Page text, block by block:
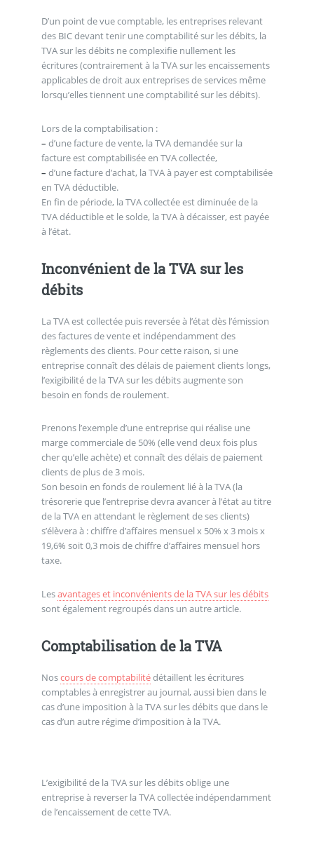
D’un point de vue comptable, les entreprises relevant
des BIC devant tenir une comptabilité sur les débits, la
TVA sur les débits ne complexifie nullement les
écritures (contrairement à la TVA sur les encaissements
applicables de droit aux entreprises de services même
lorsqu’elles tiennent une comptabilité sur les débits).
Lors de la comptabilisation :
– d’une facture de vente, la TVA demandée sur la
facture est comptabilisée en TVA collectée,
– d’une facture d’achat, la TVA à payer est comptabilisée
en TVA déductible.
En fin de période, la TVA collectée est diminuée de la
TVA déductible et le solde, la TVA à décaisser, est payée
à l’état.
Inconvénient de la TVA sur les
débits
La TVA est collectée puis reversée à l’état dès l’émission
des factures de vente et indépendamment des
règlements des clients. Pour cette raison, si une
entreprise connaît des délais de paiement clients longs,
l’exigibilité de la TVA sur les débits augmente son
besoin en fonds de roulement.
Prenons l’exemple d’une entreprise qui réalise une
marge commerciale de 50% (elle vend deux fois plus
cher qu’elle achète) et connaît des délais de paiement
clients de plus de 3 mois.
Son besoin en fonds de roulement lié à la TVA (la
trésorerie que l’entreprise devra avancer à l’état au titre
de la TVA en attendant le règlement de ses clients)
s’élèvera à : chiffre d’affaires mensuel x 50% x 3 mois x
19,6% soit 0,3 mois de chiffre d’affaires mensuel hors
taxe.
Lesavantages et inconvénients de la TVA sur les débits
sont également regroupés dans un autre article.
Comptabilisation de la TVA
Noscours de comptabilitédétaillent les écritures
comptables à enregistrer au journal, aussi bien dans le
cas d’une imposition à la TVA sur les débits que dans le
cas d’un autre régime d’imposition à la TVA.
L’exigibilité de la TVA sur les débits oblige une
entreprise à reverser la TVA collectée indépendamment
de l’encaissement de cette TVA.